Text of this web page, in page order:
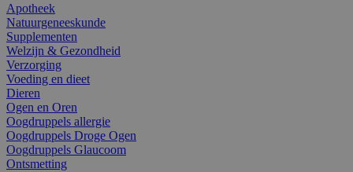
Apotheek
Natuurgeneeskunde
Supplementen
Welzijn & Gezondheid
Verzorging
Voeding en dieet
Dieren
Ogen en Oren
Oogdruppels allergie
Oogdruppels Droge Ogen
Oogdruppels Glaucoom
Ontsmetting